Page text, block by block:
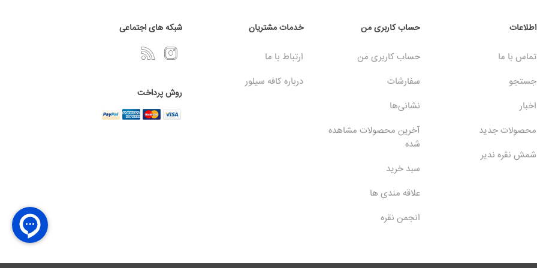
اطلاعات
تماس با ما
جستجو
اخبار
محصولات جدید
شمش نقره ندیر
حساب کاربری من
حساب کاربری من
سفارشات
نشانی‌ها
آخرین محصولات مشاهده
شده
سبد خرید
علاقه مندی ها
انجمن نقره
خدمات مشتریان
ارتباط با ما
درباره کافه سیلور
شبکه های اجتماعی
روش پرداخت